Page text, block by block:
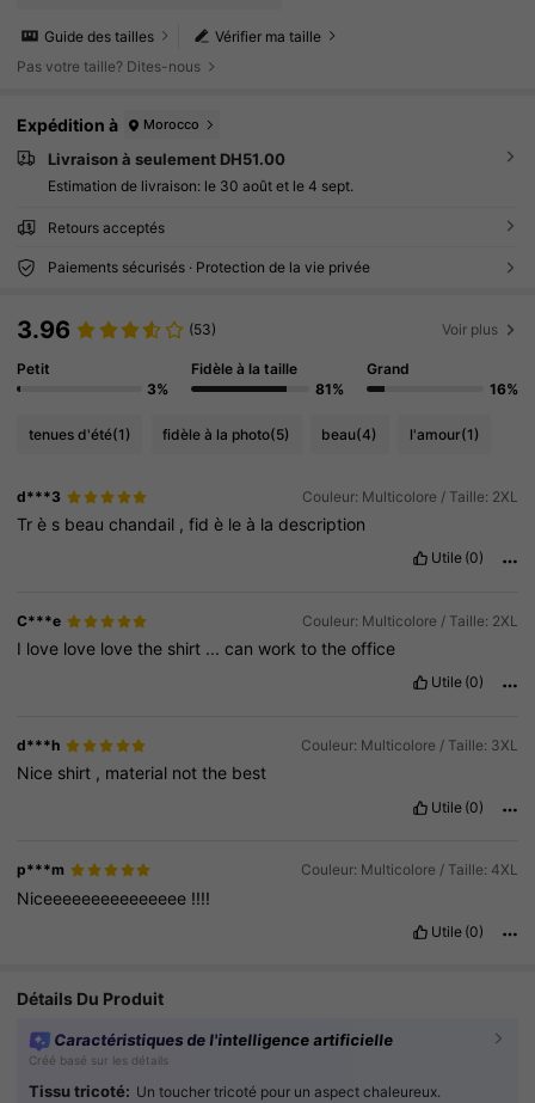
Vérifier ma taille
Guide des tailles
Pas votre taille? Dites-nous
Expédition à Morocco
Livraison à seulement DH51.00
Estimation de livraison: le 30 août et le 4 sept.
Retours acceptés
Paiements sécurisés · Protection de la vie privée
3.96 (53) Voir plus
Petit
3%
Fidèle à la taille
81%
Grand
16%
tenues d'été(1) fidèle à la photo(5) beau(4) l'amour(1)
d***3 Couleur: Multicolore / Taille: 2XL
Trè s beauchandail ,fidè le à ladescription
Utile (0)
C***e Couleur: Multicolore / Taille: 2XL
I love love lovethe shirt ...canworktotheoffice
Utile (0)
d***h Couleur: Multicolore / Taille: 3XL
Nice shirt , material notthe best
Utile (0)
p***m Couleur: Multicolore / Taille: 4XL
Niceeeeeeeeeeeeeee !!!!
Utile (0)
Détails Du Produit
Caractéristiques de l'intelligence artificielle
Créé basé sur les détails
Tissu tricoté: Un toucher tricoté pour un aspect chaleureux.